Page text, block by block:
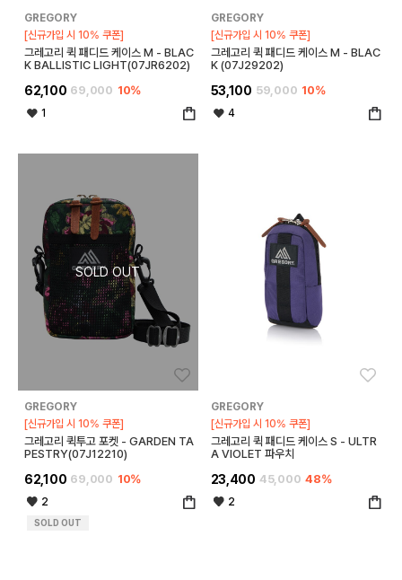
GREGORY
[신규가입 시 10% 쿠폰]
그레고리 퀵 패디드 케이스 M - BLAC
K BALLISTIC LIGHT(07JR6202)
62,100 69,000 10%
1
GREGORY
[신규가입 시 10% 쿠폰]
그레고리 퀵 패디드 케이스 M - BLAC
K (07J29202)
53,100 59,000 10%
4
GREGORY
[신규가입 시 10% 쿠폰]
그레고리 퀵투고 포켓 - GARDEN TA
PESTRY(07J12210)
62,100 69,000 10%
2
SOLD OUT
GREGORY
[신규가입 시 10% 쿠폰]
그레고리 퀵 패디드 케이스 S - ULTR
A VIOLET 파우치
23,400 45,000 48%
2